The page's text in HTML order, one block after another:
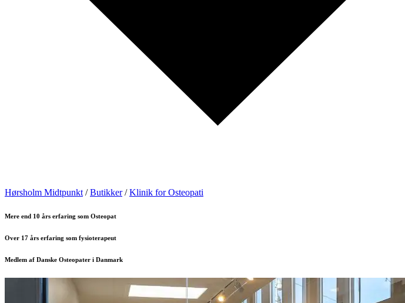
Hørsholm Midtpunkt /Butikker/Klinik for Osteopati
Mere end 10 års erfaring som Osteopat
Over 17 års erfaring som fysioterapeut
Medlem af Danske Osteopater i Danmark